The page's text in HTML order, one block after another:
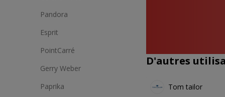
Pandora
Esprit
PointCarré
Gerry Weber
Paprika
D'autres
Tom tailor